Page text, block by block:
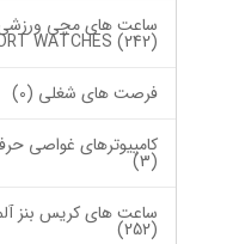
ساعت های مچی
WATCHES (242)
فرصت های شغلی (0)
کامپیوترهای غواصی
(3)
ساعت های کریس بنز
(252)